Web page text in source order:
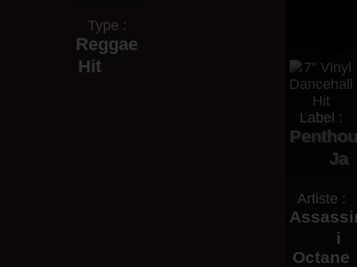
Type :
Reggae
Hit
Label :
Ja
Artiste :
i
Octane